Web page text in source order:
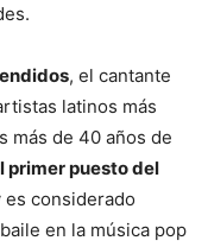
, el cantante
latinos más
más de 40 años de
primer puesto del
es considerado
en la música pop